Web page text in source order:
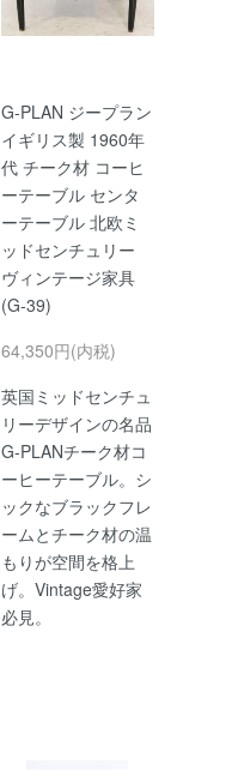
G-PLAN ジープラン
イギリス製 1960年
代 チーク材 コーヒ
ーテーブル センタ
ーテーブル 北欧ミ
ッドセンチュリー
ヴィンテージ家具
(G-39)
64,350円(内税)
英国ミッドセンチュ
リーデザインの名品
G-PLANチーク材コ
ーヒーテーブル。シ
ックなブラックフレ
ームとチーク材の温
もりが空間を格上
げ。Vintage愛好家
必見。